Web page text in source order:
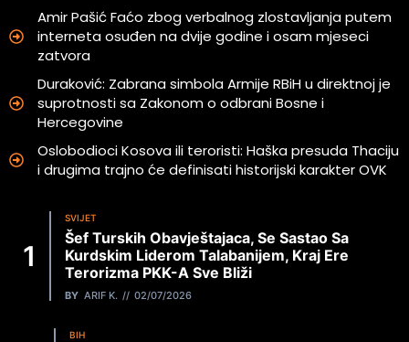
Amir Pašić Faćo zbog verbalnog zlostavljanja putem
interneta osuđen na dvije godine i osam mjeseci
zatvora
Duraković: Zabrana simbola Armije RBiH u direktnoj je
suprotnosti sa Zakonom o odbrani Bosne i
Hercegovine
Oslobodioci Kosova ili teroristi: Haška presuda Thaciju
i drugima trajno će definisati historijski karakter OVK
SVIJET
Šef Turskih Obavještajaca, Se Sastao Sa
Kurdskim Liderom Talabanijem, Kraj Ere
Terorizma PKK-A Sve Bliži
BY ARIF K. 02/07/2026
BIH